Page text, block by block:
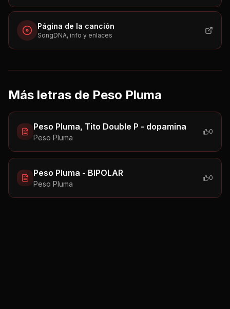
Página de la canción
SongDNA, info y enlaces
Más letras de Peso Pluma
Peso Pluma, Tito Double P - dopamina
Peso Pluma
0
Peso Pluma - BIPOLAR
Peso Pluma
0